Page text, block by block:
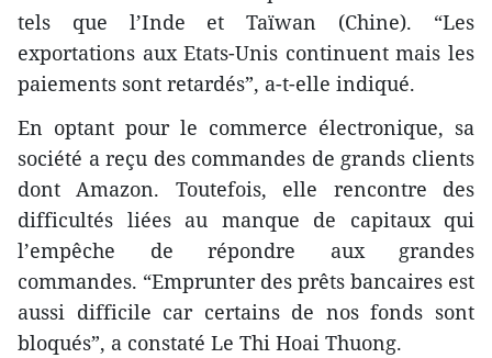
tels que l’Inde et Taïwan (Chine). “Les
exportations aux Etats-Unis continuent mais les
paiements sont retardés”, a-t-elle indiqué.
En optant pour le commerce électronique, sa
société a reçu des commandes de grands clients
dont Amazon. Toutefois, elle rencontre des
difficultés liées au manque de capitaux qui
l’empêche de répondre aux grandes
commandes. “Emprunter des prêts bancaires est
aussi difficile car certains de nos fonds sont
bloqués”, a constaté Le Thi Hoai Thuong.